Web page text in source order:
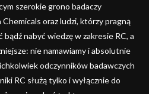
szerokie grono badaczy
Chemicals oraz ludzi, którzy pragną
bądź nabyć wiedzę w zakresie RC, a
nie namawiamy i absolutnie
odczynników badawczych
RC służą tylko i wyłącznie do